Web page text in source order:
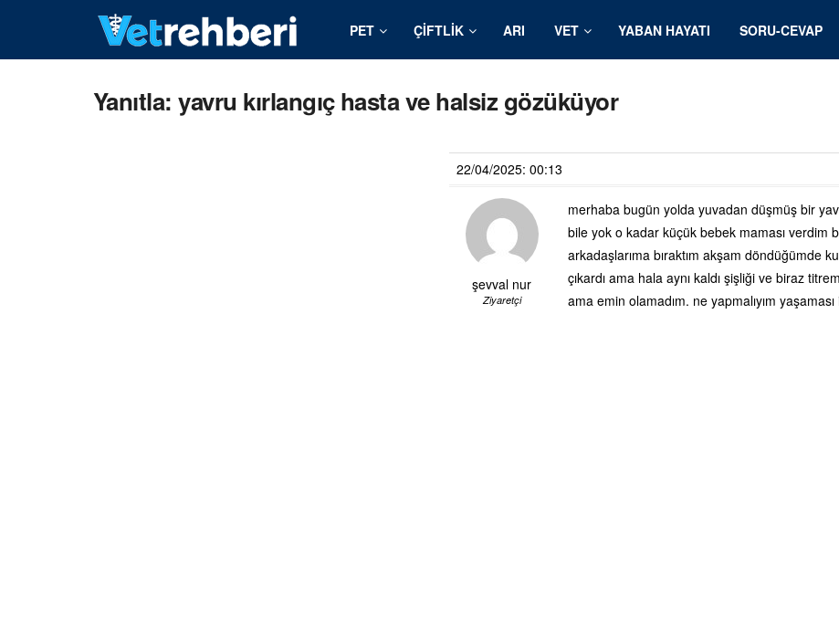
PET ÇIFTLIK ARI VET YABAN HAYATI SORU-CEVAP
Yanıtla: yavru kırlangıç hasta ve halsiz gözüküyor
22/04/2025: 00:13
şevval nur
Ziyaretçi
merhaba bugün yolda yuvadan düşmüş bir
bile yok o kadar küçük bebek maması verdim
arkadaşlarıma bıraktım akşam döndüğümde
çıkardı ama hala aynı kaldı şişliği ve biraz
ama emin olamadım. ne yapmalıyım yaşaması